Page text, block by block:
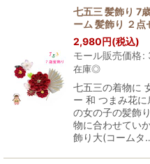
七五三 髪飾り 7
ーム 髪飾り ２点
2,980円(税込)
モール販売価格:
在庫◎
七五三の着物に
ー 和 つまみ花
の女の子の髪飾
物に合わせてい
飾り大(コームタ